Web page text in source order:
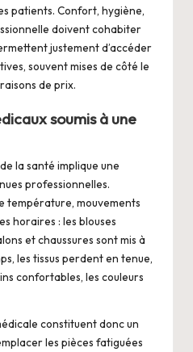
patients. Confort, hygiène,
doivent cohabiter
justement d’accéder
souvent mises de côté le
de prix.
soumis à une
la santé implique une
professionnelles.
température, mouvements
horaires : les blouses
et chaussures sont mis à
les tissus perdent en tenue,
confortables, les couleurs
constituent donc un
les pièces fatiguées